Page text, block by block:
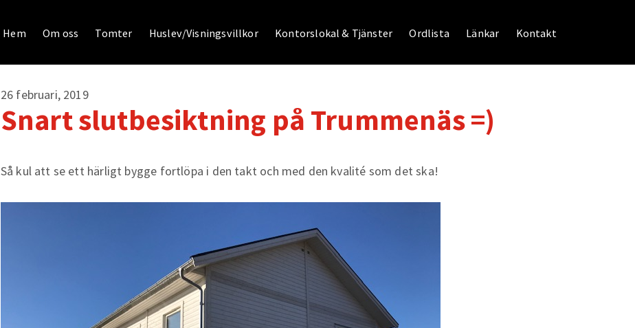
Hem Om oss Tomter Huslev/Visningsvillkor Kontorslokal & Tjänster Ordlista Länkar Kontakt
26 februari, 2019
Snart slutbesiktning på Trummenäs =)
Så kul att se ett härligt bygge fortlöpa i den takt och med den kvalité som det ska!